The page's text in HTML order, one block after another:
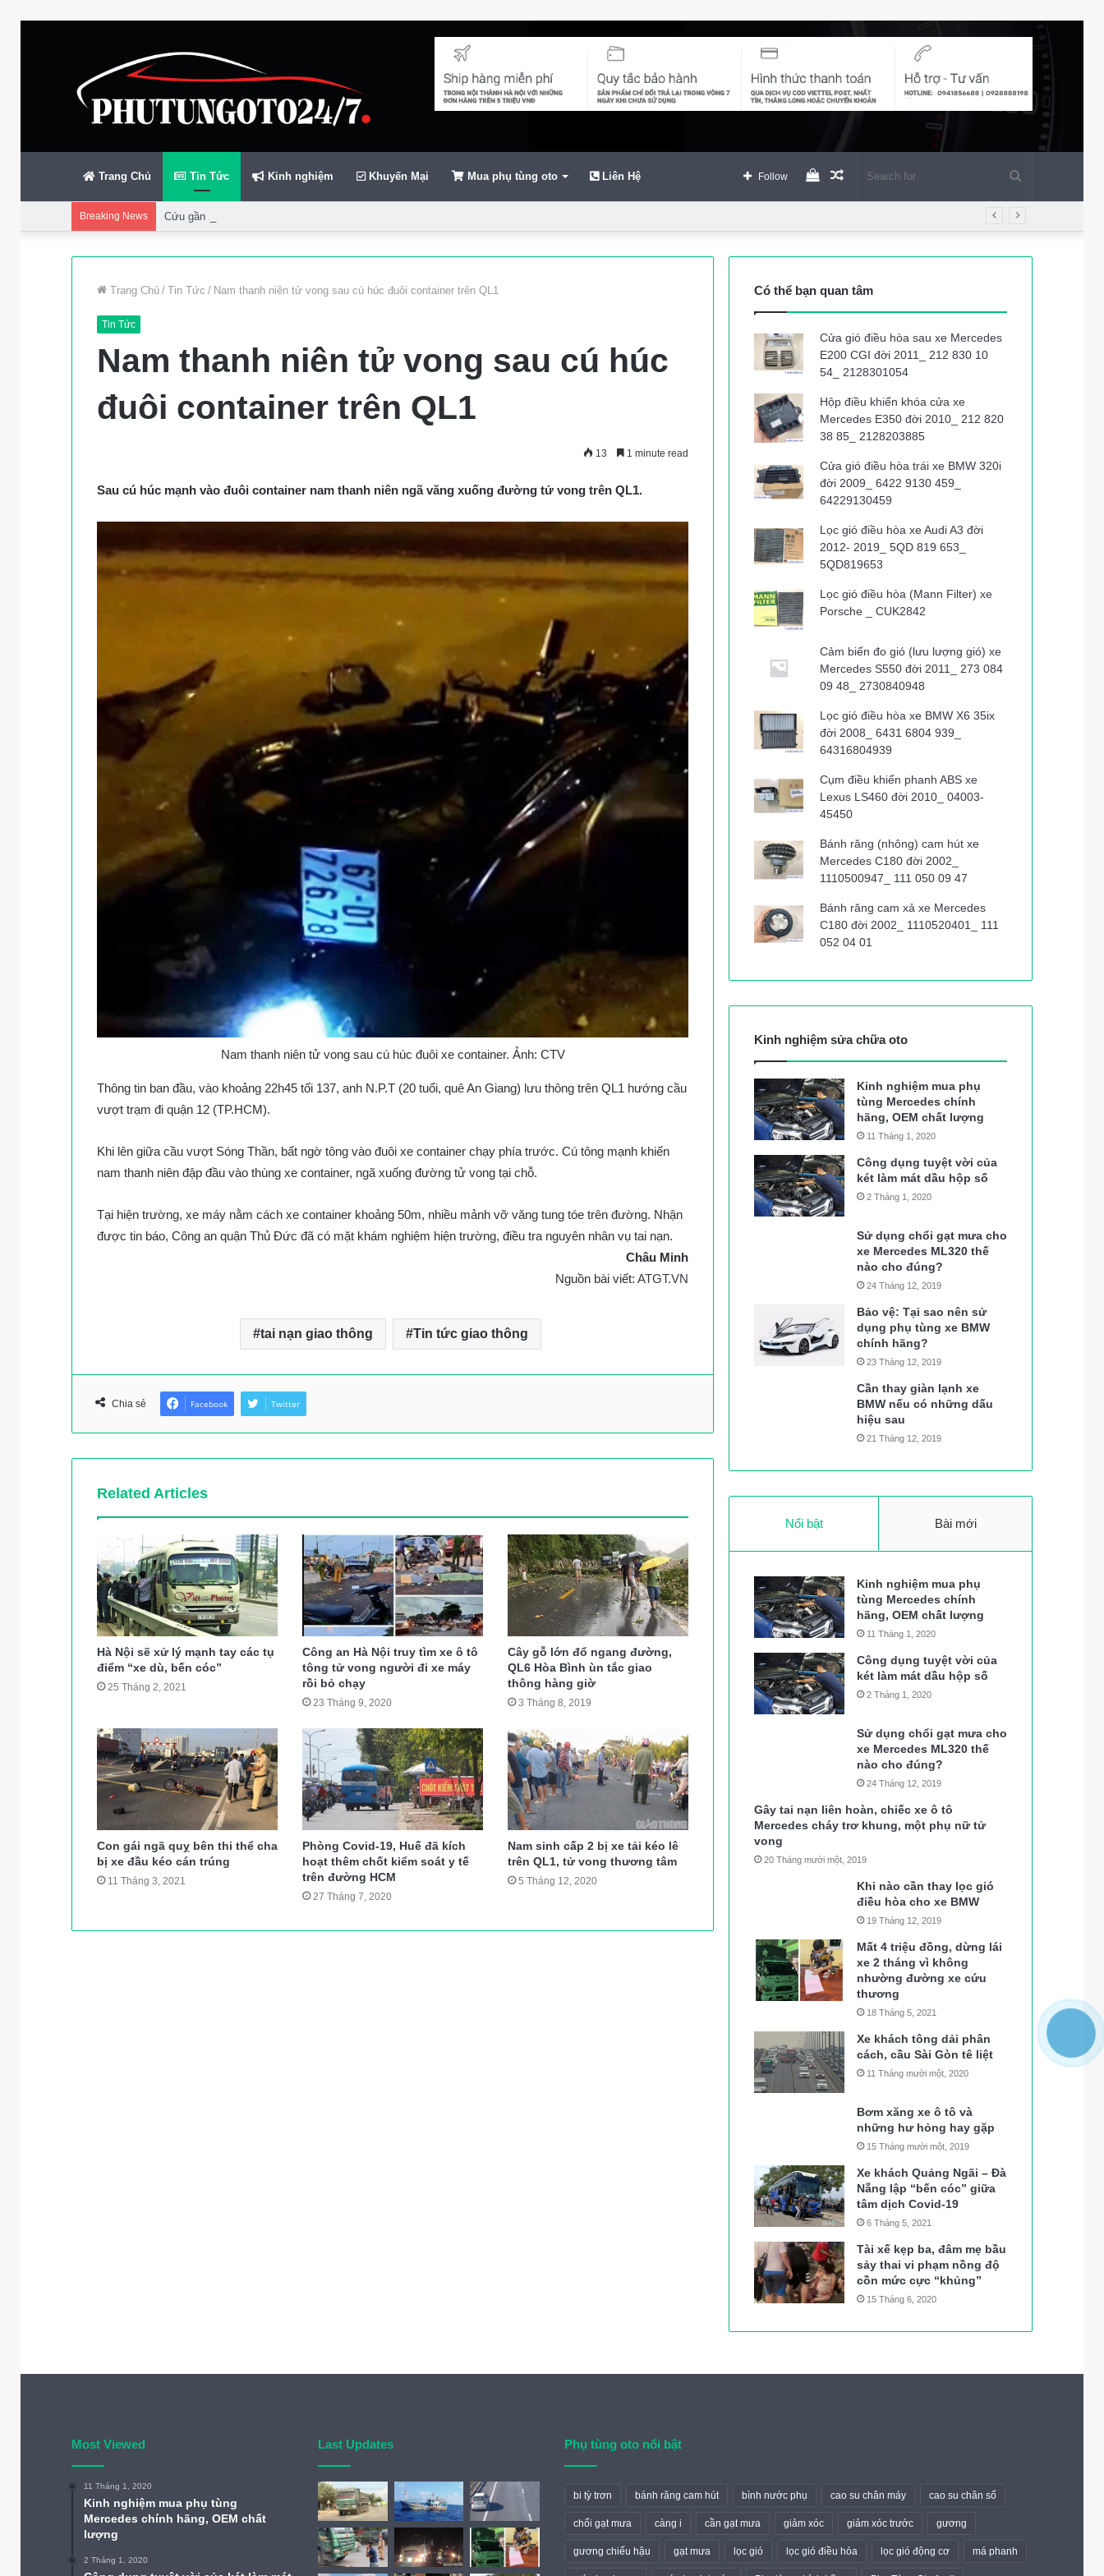
Trang Chủ Tin Tức Kinh nghiệm Khuyến Mại Mua phụ tùng oto Liên Hệ Random
View
Follow
Breaking News Cứu gần 200 thuyền viên gặp sự cố trên biển
Trang Chủ / Tin Tức / Nam thanh niên tử vong sau cú húc đuôi container trên QL1
Tin Tức
Nam thanh niên tử vong sau cú húc
đuôi container trên QL1
13 1 minute read
Sau cú húc mạnh vào đuôi container nam thanh niên ngã văng xuống đường tử vong trên QL1.
Nam thanh niên tử vong sau cú húc đuôi xe container. Ảnh: CTV
Thông tin ban đầu, vào khoảng 22h45 tối 137, anh N.P.T (20 tuổi, quê An Giang) lưu thông trên QL1 hướng cầu
vượt trạm đi quận 12 (TP.HCM).
Khi lên giữa cầu vượt Sóng Thần, bất ngờ tông vào đuôi xe container chạy phía trước. Cú tông mạnh khiến
nam thanh niên đập đầu vào thùng xe container, ngã xuống đường tử vong tại chỗ.
Tại hiện trường, xe máy nằm cách xe container khoảng 50m, nhiều mảnh vỡ văng tung tóe trên đường. Nhận
được tin báo, Công an quận Thủ Đức đã có mặt khám nghiệm hiện trường, điều tra nguyên nhân vụ tai nạn.
Châu Minh
Nguồn bài viết: ATGT.VN
tai nạn giao thông Tin tức giao thông
Chia sẻ Facebook Twitter
Related Articles
Hà Nội sẽ xử lý mạnh tay các tụ
điểm “xe dù, bến cóc”
25 Tháng 2, 2021
Công an Hà Nội truy tìm xe ô tô
tông tử vong người đi xe máy
rồi bỏ chạy
23 Tháng 9, 2020
Cây gỗ lớn đổ ngang đường,
QL6 Hòa Bình ùn tắc giao
thông hàng giờ
3 Tháng 8, 2019
Con gái ngã quỵ bên thi thể cha
bị xe đầu kéo cán trúng
11 Tháng 3, 2021
Phòng Covid-19, Huế đã kích
hoạt thêm chốt kiểm soát y tế
trên đường HCM
27 Tháng 7, 2020
Nam sinh cấp 2 bị xe tải kéo lê
trên QL1, tử vong thương tâm
5 Tháng 12, 2020
Có thể bạn quan tâm
Cửa gió điều hòa sau xe Mercedes
E200 CGI đời 2011_ 212 830 10
54_ 2128301054
Hộp điều khiển khóa cửa xe
Mercedes E350 đời 2010_ 212 820
38 85_ 2128203885
Cửa gió điều hòa trái xe BMW 320i
đời 2009_ 6422 9130 459_
64229130459
Lọc gió điều hòa xe Audi A3 đời
2012- 2019_ 5QD 819 653_
5QD819653
Lọc gió điều hòa (Mann Filter) xe
Porsche _ CUK2842
Cảm biến đo gió (lưu lượng gió) xe
Mercedes S550 đời 2011_ 273 084
09 48_ 2730840948
Lọc gió điều hòa xe BMW X6 35ix
đời 2008_ 6431 6804 939_
64316804939
Cụm điều khiển phanh ABS xe
Lexus LS460 đời 2010_ 04003-
45450
Bánh răng (nhông) cam hút xe
Mercedes C180 đời 2002_
1110500947_ 111 050 09 47
Bánh răng cam xả xe Mercedes
C180 đời 2002_ 1110520401_ 111
052 04 01
Kinh nghiệm sửa chữa oto
Kinh nghiệm mua phụ
tùng Mercedes chính
hãng, OEM chất lượng
11 Tháng 1, 2020
Công dụng tuyệt vời của
két làm mát dầu hộp số
2 Tháng 1, 2020
Sử dụng chổi gạt mưa cho
xe Mercedes ML320 thế
nào cho đúng?
24 Tháng 12, 2019
Bảo vệ: Tại sao nên sử
dụng phụ tùng xe BMW
chính hãng?
23 Tháng 12, 2019
Cần thay giàn lạnh xe
BMW nếu có những dấu
hiệu sau
21 Tháng 12, 2019
Nổi bật Bài mới
Kinh nghiệm mua phụ
tùng Mercedes chính
hãng, OEM chất lượng
11 Tháng 1, 2020
Công dụng tuyệt vời của
két làm mát dầu hộp số
2 Tháng 1, 2020
Sử dụng chổi gạt mưa cho
xe Mercedes ML320 thế
nào cho đúng?
24 Tháng 12, 2019
Gây tai nạn liên hoàn, chiếc xe ô tô
Mercedes cháy trơ khung, một phụ nữ tử
vong
20 Tháng mười một, 2019
Khi nào cần thay lọc gió
điều hòa cho xe BMW
19 Tháng 12, 2019
Mất 4 triệu đồng, dừng lái
xe 2 tháng vì không
nhường đường xe cứu
thương
18 Tháng 5, 2021
Xe khách tông dải phân
cách, cầu Sài Gòn tê liệt
11 Tháng mười một, 2020
Bơm xăng xe ô tô và
những hư hỏng hay gặp
15 Tháng mười một, 2019
Xe khách Quảng Ngãi – Đà
Nẵng lập “bến cóc” giữa
tâm dịch Covid-19
6 Tháng 5, 2021
Tài xế kẹp ba, đâm mẹ bầu
sảy thai vi phạm nồng độ
cồn mức cực “khủng”
15 Tháng 6, 2020
Most Viewed
11 Tháng 1, 2020
Kinh nghiệm mua phụ tùng
Mercedes chính hãng, OEM chất
lượng
2 Tháng 1, 2020
Last Updates Phụ tùng oto nổi bật
bi tỳ trơn bánh răng cam hút bình nước phụ cao su chân máy cao su chân số
chổi gạt mưa càng i cần gạt mưa giảm xóc giảm xóc trước gương
gương chiếu hậu gạt mưa lọc gió lọc gió điều hòa lọc gió động cơ má phanh